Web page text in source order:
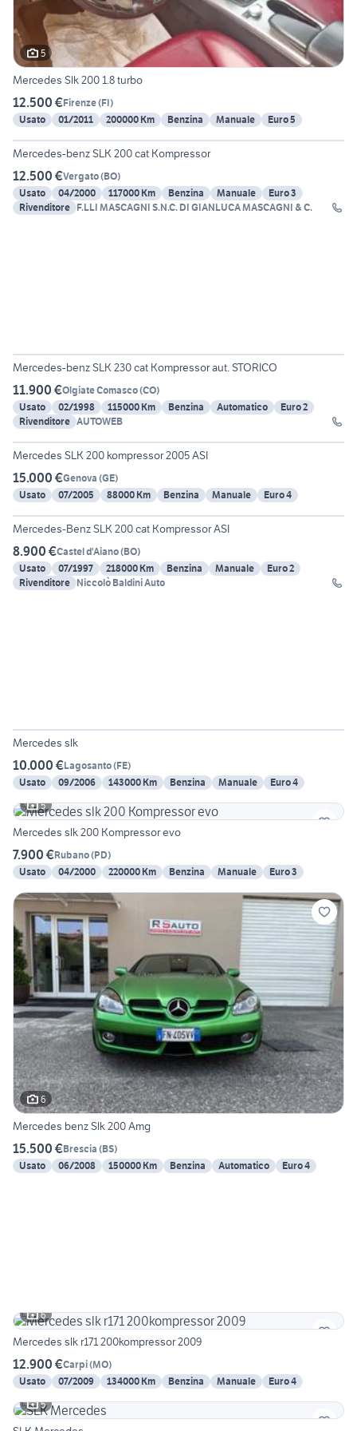
5
Mercedes Slk 200 1.8 turbo
12.500 €Firenze(FI)
Usato
01/2011 200000 Km Benzina Manuale Euro 5
25
Mercedes-benz SLK 200 cat Kompressor
12.500 €Vergato(BO)
Usato
04/2000 117000 Km Benzina Manuale
Euro 3
Rivenditore F.LLI MASCAGNI S.N.C. DI GIANLUCA MASCAGNI & C.
Mercedes-benz SLK 230 cat Kompressor aut. STORICO
11.900 €Olgiate Comasco(CO)
Usato
02/1998 115000 Km Benzina Automatico
Euro 2
Rivenditore AUTOWEB
6
Mercedes SLK 200 kompressor 2005 ASI
15.000 €Genova (GE)
Usato
07/2005 88000 Km Benzina Manuale Euro 4
27
Mercedes-Benz SLK 200 cat Kompressor ASI
8.900 €Castel d'Aiano(BO)
Usato
07/1997 218000 Km Benzina Manuale
Euro 2
Rivenditore Niccolò Baldini Auto
Mercedes slk
10.000 €Lagosanto(FE)
Usato
09/2006 143000 Km Benzina Manuale
Euro 4
5
Mercedes slk 200 Kompressor evo
7.900 €Rubano(PD)
Usato
04/2000 220000 Km Benzina Manuale Euro 3
6
Mercedes benz Slk 200 Amg
15.500 €Brescia (BS)
Usato
06/2008 150000 Km Benzina Automatico Euro 4
6
Mercedes slk r171 200kompressor 2009
12.900 €Carpi(MO)
Usato
07/2009 134000 Km Benzina Manuale
Euro 4
5